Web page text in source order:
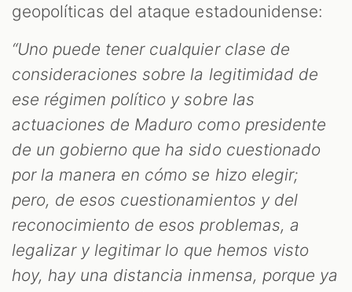
geopolíticas del ataque estadounidense:
“Uno puede tener cualquier clase de
consideraciones sobre la legitimidad de
ese régimen político y sobre las
actuaciones de Maduro como presidente
de un gobierno que ha sido cuestionado
por la manera en cómo se hizo elegir;
pero, de esos cuestionamientos y del
reconocimiento de esos problemas, a
legalizar y legitimar lo que hemos visto
hoy, hay una distancia inmensa, porque ya